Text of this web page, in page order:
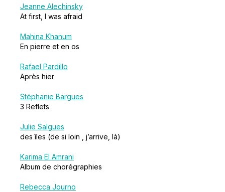
Jeanne Alechinsky
At first, I was afraid
Mahina Khanum
En pierre et en os
Rafael Pardillo
Après hier
Stéphanie Bargues
3 Reflets
Julie Salgues
des îles (de si loin , j’arrive, là)
Karima El Amrani
Album de chorégraphies
Rebecca Journo